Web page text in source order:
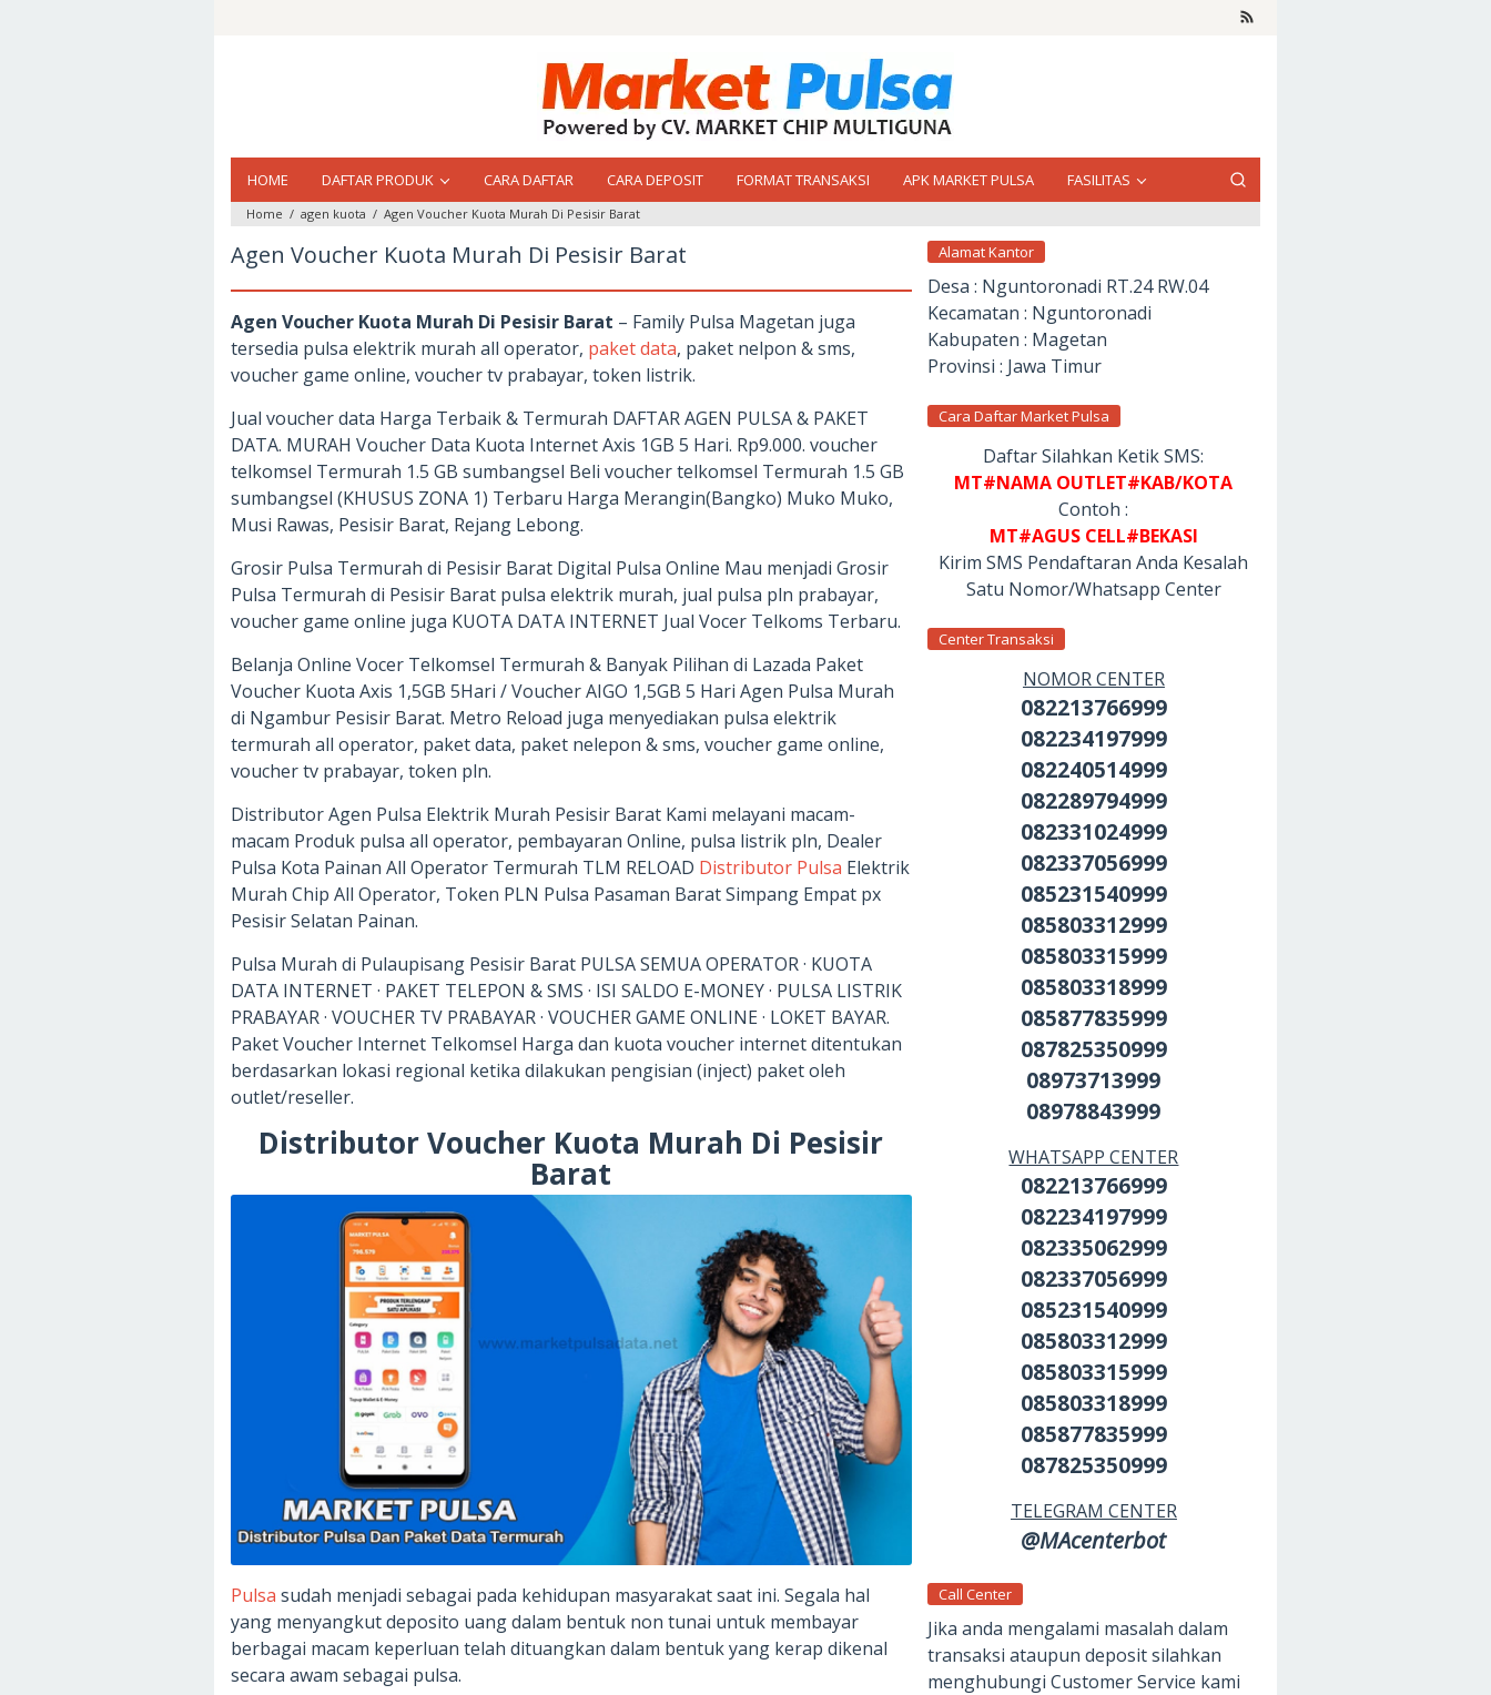
HOME DAFTAR PRODUK CARA DAFTAR CARA DEPOSIT FORMAT TRANSAKSI APK MARKET PULSA FASILITAS
Home / agen kuota / Agen Voucher Kuota Murah Di Pesisir Barat
Agen Voucher Kuota Murah Di Pesisir Barat
Agen Voucher Kuota Murah Di Pesisir Barat – Family Pulsa Magetan juga
tersedia pulsa elektrik murah all operator, paket data, paket nelpon & sms,
voucher game online, voucher tv prabayar, token listrik.
Jual voucher data Harga Terbaik & Termurah DAFTAR AGEN PULSA & PAKET
DATA. MURAH Voucher Data Kuota Internet Axis 1GB 5 Hari. Rp9.000. voucher
telkomsel Termurah 1.5 GB sumbangsel Beli voucher telkomsel Termurah 1.5 GB
sumbangsel (KHUSUS ZONA 1) Terbaru Harga Merangin(Bangko) Muko Muko,
Musi Rawas, Pesisir Barat, Rejang Lebong.
Grosir Pulsa Termurah di Pesisir Barat Digital Pulsa Online Mau menjadi Grosir
Pulsa Termurah di Pesisir Barat pulsa elektrik murah, jual pulsa pln prabayar,
voucher game online juga KUOTA DATA INTERNET Jual Vocer Telkoms Terbaru.
Belanja Online Vocer Telkomsel Termurah & Banyak Pilihan di Lazada Paket
Voucher Kuota Axis 1,5GB 5Hari / Voucher AIGO 1,5GB 5 Hari Agen Pulsa Murah
di Ngambur Pesisir Barat. Metro Reload juga menyediakan pulsa elektrik
termurah all operator, paket data, paket nelepon & sms, voucher game online,
voucher tv prabayar, token pln.
Distributor Agen Pulsa Elektrik Murah Pesisir Barat Kami melayani macam-
macam Produk pulsa all operator, pembayaran Online, pulsa listrik pln, Dealer
Pulsa Kota Painan All Operator Termurah TLM RELOAD Distributor Pulsa Elektrik
Murah Chip All Operator, Token PLN Pulsa Pasaman Barat Simpang Empat px
Pesisir Selatan Painan.
Pulsa Murah di Pulaupisang Pesisir Barat PULSA SEMUA OPERATOR · KUOTA
DATA INTERNET · PAKET TELEPON & SMS · ISI SALDO E-MONEY · PULSA LISTRIK
PRABAYAR · VOUCHER TV PRABAYAR · VOUCHER GAME ONLINE · LOKET BAYAR.
Paket Voucher Internet Telkomsel Harga dan kuota voucher internet ditentukan
berdasarkan lokasi regional ketika dilakukan pengisian (inject) paket oleh
outlet/reseller.
Distributor Voucher Kuota Murah Di Pesisir
Barat
Pulsa sudah menjadi sebagai pada kehidupan masyarakat saat ini. Segala hal
yang menyangkut deposito uang dalam bentuk non tunai untuk membayar
berbagai macam keperluan telah dituangkan dalam bentuk yang kerap dikenal
secara awam sebagai pulsa.
Alamat Kantor
Desa : Nguntoronadi RT.24 RW.04
Kecamatan : Nguntoronadi
Kabupaten : Magetan
Provinsi : Jawa Timur
Cara Daftar Market Pulsa
Daftar Silahkan Ketik SMS:
MT#NAMA OUTLET#KAB/KOTA
Contoh :
MT#AGUS CELL#BEKASI
Kirim SMS Pendaftaran Anda Kesalah
Satu Nomor/Whatsapp Center
Center Transaksi
NOMOR CENTER
082213766999
082234197999
082240514999
082289794999
082331024999
082337056999
085231540999
085803312999
085803315999
085803318999
085877835999
087825350999
08973713999
08978843999
WHATSAPP CENTER
082213766999
082234197999
082335062999
082337056999
085231540999
085803312999
085803315999
085803318999
085877835999
087825350999
TELEGRAM CENTER
@MAcenterbot
Call Center
Jika anda mengalami masalah dalam
transaksi ataupun deposit silahkan
menghubungi Customer Service kami